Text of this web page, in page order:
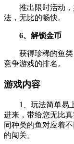
推出限时活动，
法，无比的畅快。
6、解锁金币
获得珍稀的鱼类
竞争游戏的排名。
游戏内容
1、玩法简单易上
进来，带给您无比
同种类的鱼对应着
的闯关。